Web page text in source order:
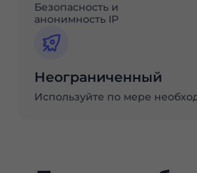
Безопасность и
анонимность IP
Неограниченный
Используйте по мере